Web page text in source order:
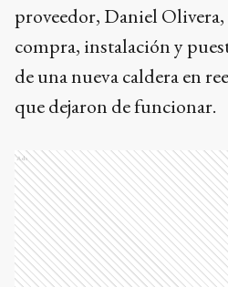
proveedor, Daniel
compra, instalación y
de una nueva caldera en
que dejaron de funcionar.
Ads